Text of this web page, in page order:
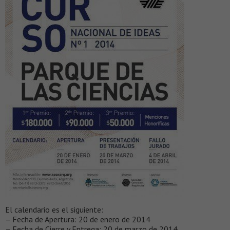
El calendario es el siguiente:
– Fecha de Apertura: 20 de enero de 2014